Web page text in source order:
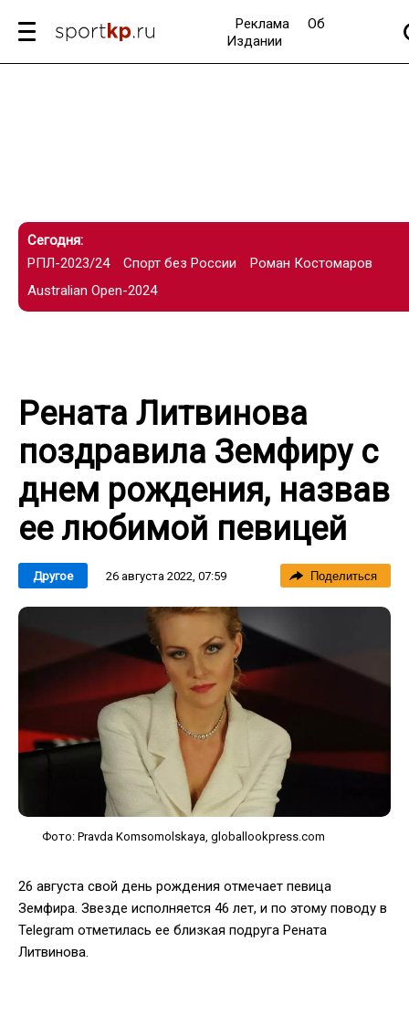
Реклама
Об
Издании
Сегодня:
РПЛ-2023/24
Спорт без России
Роман Костомаров
Australian Open-2024
Рената Литвинова
поздравила Земфиру с
днем рождения, назвав
ее любимой певицей
Другое 26 августа 2022, 07:59 Поделиться
Фото: Pravda Komsomolskaya, globallookpress.com
26 августа свой день рождения отмечает певица
Земфира. Звезде исполняется 46 лет, и по этому поводу в
Telegram отметилась ее близкая подруга Рената
Литвинова.